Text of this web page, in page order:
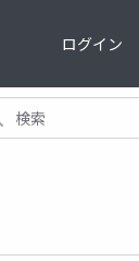
ログイン